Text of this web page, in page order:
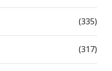
(335)
(317)